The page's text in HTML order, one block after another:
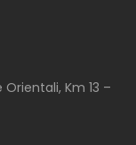
Km 13 –